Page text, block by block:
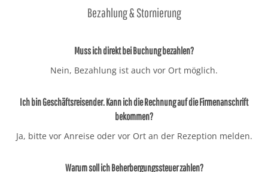
Bezahlung & Stornierung
Muss ich direkt bei Buchung bezahlen?
Nein, Bezahlung ist auch vor Ort möglich.
Ich bin Geschäftsreisender. Kann ich die Rechnung auf die Firmenanschrift
bekommen?
Ja, bitte vor Anreise oder vor Ort an der Rezeption melden.
Warum soll ich Beherbergungssteuer zahlen?